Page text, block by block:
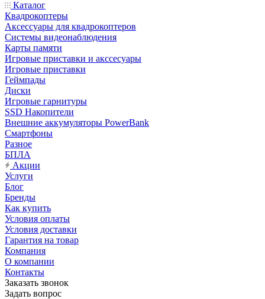
Каталог
Квадрокоптеры
Аксессуары для квадрокоптеров
Системы видеонаблюдения
Карты памяти
Игровые приставки и акссесуары
Игровые приставки
Геймпады
Диски
Игровые гарнитуры
SSD Накопители
Внешние аккумуляторы PowerBank
Смартфоны
Разное
БПЛА
Акции
Услуги
Блог
Бренды
Как купить
Условия оплаты
Условия доставки
Гарантия на товар
Компания
О компании
Контакты
Заказать звонок
Задать вопрос